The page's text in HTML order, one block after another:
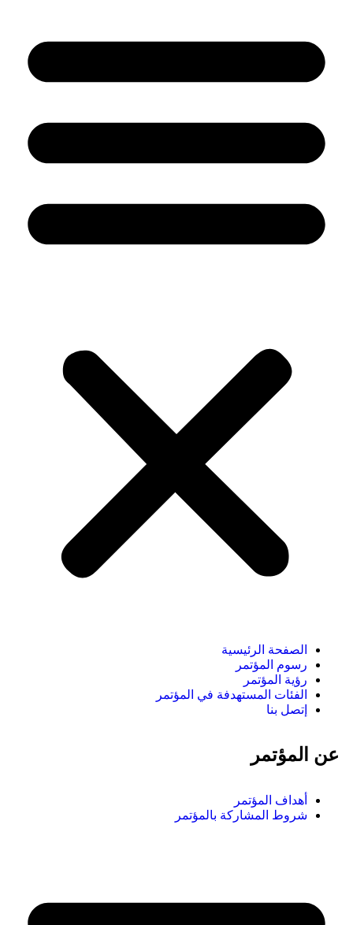
الصفحة الرئيسية
رسوم المؤتمر
رؤية المؤتمر
الفئات المستهدفة في المؤتمر
إتصل بنا
عن المؤتمر
أهداف المؤتمر
شروط المشاركة بالمؤتمر